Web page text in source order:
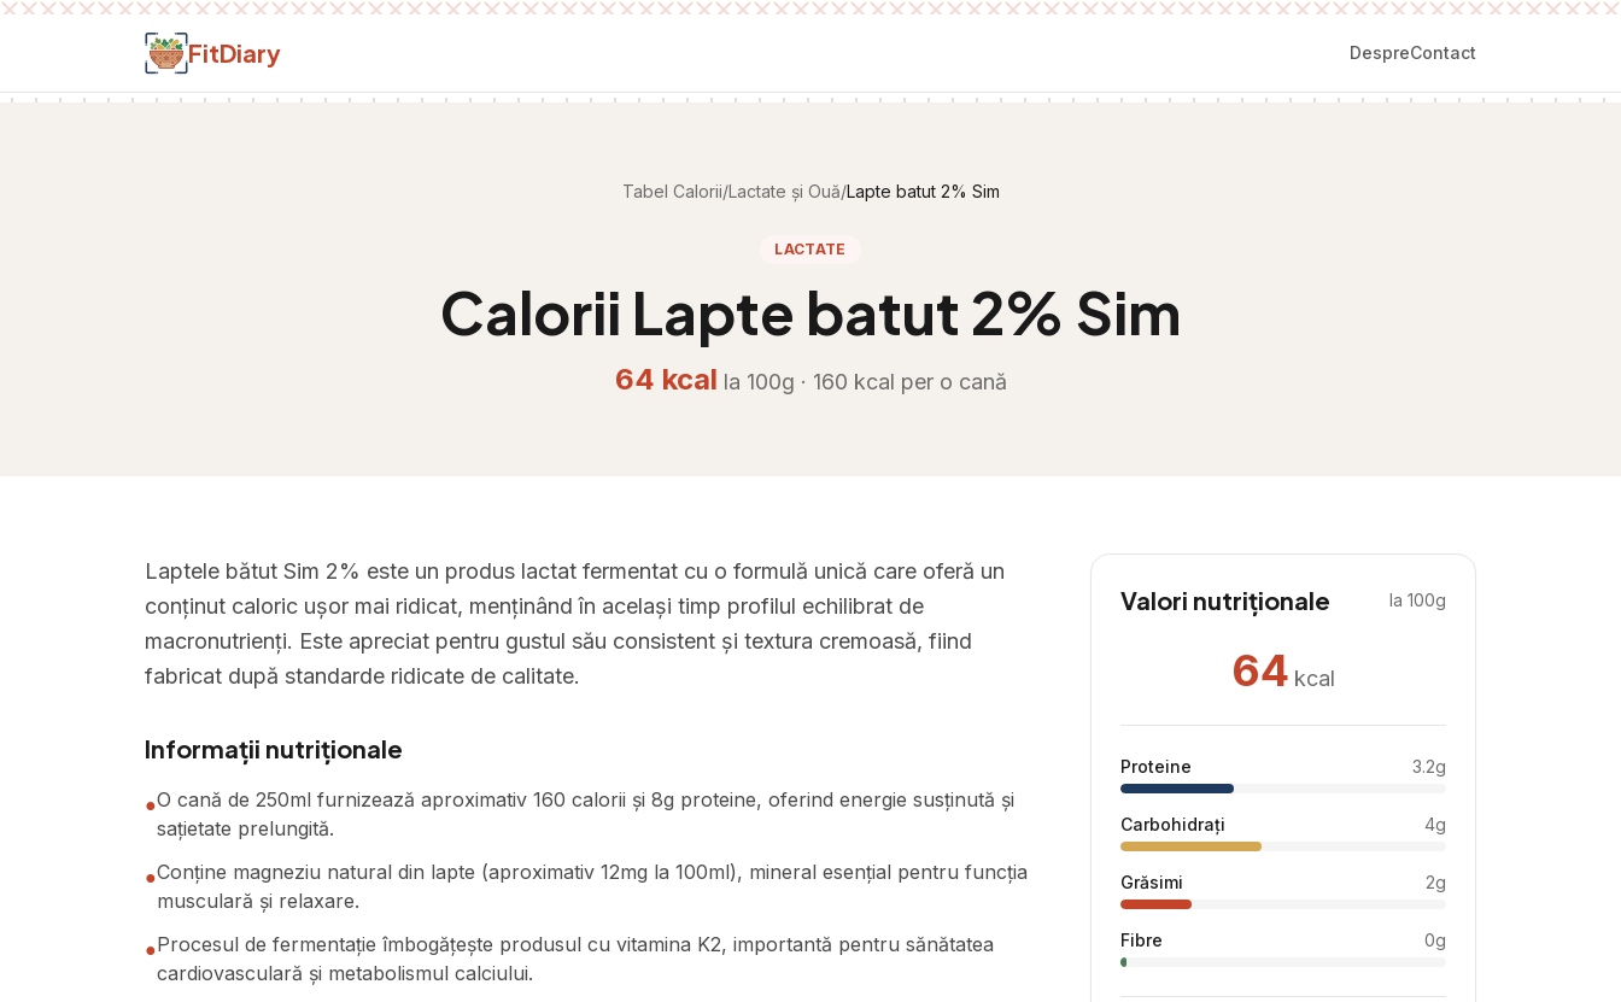
Salt la conținut
FitDiary DespreContact
Tabel Calorii/Lactate și Ouă/Lapte batut 2% Sim
LACTATE
Calorii Lapte batut 2% Sim
64 kcal la 100g · 160 kcal per o cană
Laptele bătut Sim 2% este un produs lactat fermentat cu o formulă unică care oferă un
conținut caloric ușor mai ridicat, menținând în același timp profilul echilibrat de
macronutrienți. Este apreciat pentru gustul său consistent și textura cremoasă, fiind
fabricat după standarde ridicate de calitate.
Informații nutriționale
●O cană de 250ml furnizează aproximativ 160 calorii și 8g proteine, oferind energie susținută și
sațietate prelungită.
●Conține magneziu natural din lapte (aproximativ 12mg la 100ml), mineral esențial pentru funcția
musculară și relaxare.
●Procesul de fermentație îmbogățește produsul cu vitamina K2, importantă pentru sănătatea
cardiovasculară și metabolismul calciului.
Valori nutriționale la 100g
64 kcal
Proteine 3.2g
Carbohidrați 4g
Grăsimi 2g
Fibre 0g